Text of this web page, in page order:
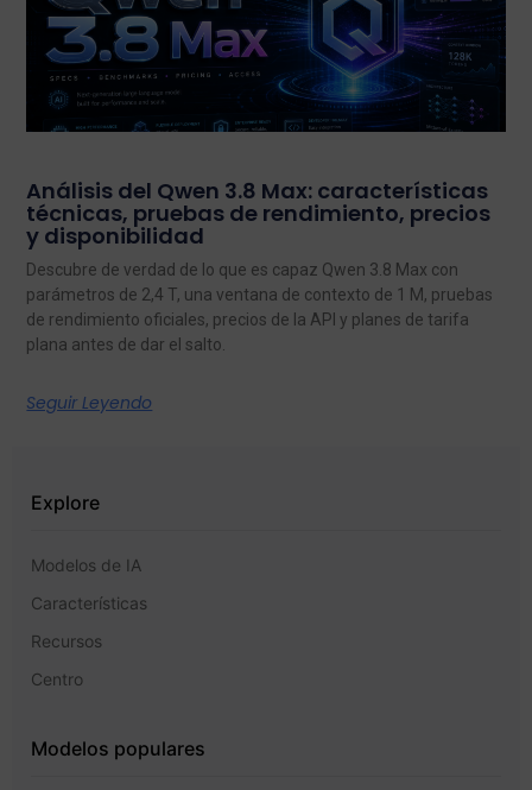
Análisis del Qwen 3.8 Max: características
técnicas, pruebas de rendimiento, precios
y disponibilidad
Descubre de verdad de lo que es capaz Qwen 3.8 Max con
parámetros de 2,4 T, una ventana de contexto de 1 M, pruebas
de rendimiento oficiales, precios de la API y planes de tarifa
plana antes de dar el salto.
Seguir Leyendo
Explore
Modelos de IA
Características
Recursos
Centro
Modelos populares